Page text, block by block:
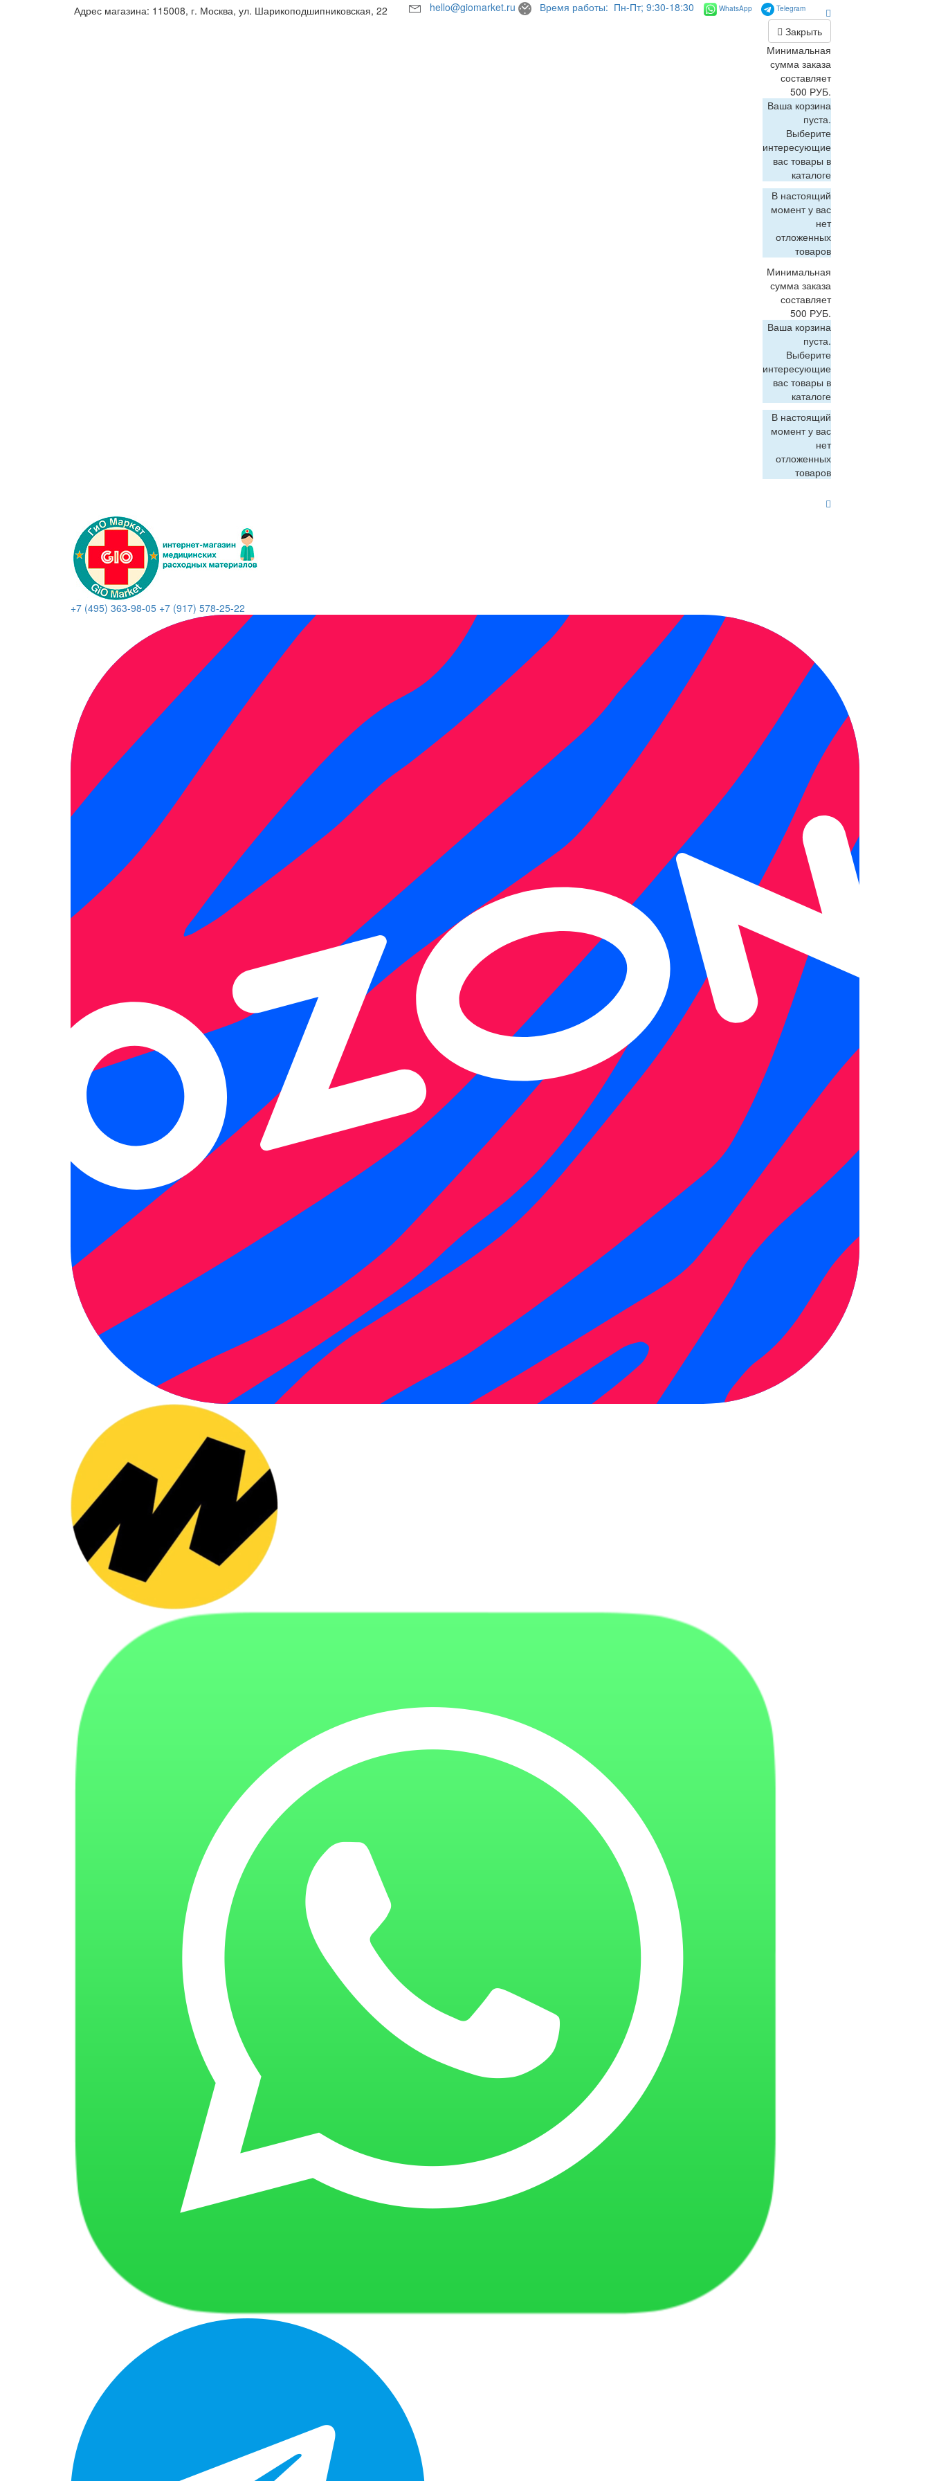
Адрес магазина: 115008, г. Москва, ул. Шарикоподшипниковская, 22 hello@giomarket.ru Время работы: Пн-Пт; 9:30-18:30 WhatsApp Telegram
Закрыть
Минимальная
сумма заказа
составляет
500 РУБ.
Ваша корзина
пуста.
Выберите
интересующие
вас товары в
каталоге
В настоящий
момент у вас
нет
отложенных
товаров
Минимальная
сумма заказа
составляет
500 РУБ.
Ваша корзина
пуста.
Выберите
интересующие
вас товары в
каталоге
В настоящий
момент у вас
нет
отложенных
товаров
+7 (495) 363-98-05 +7 (917) 578-25-22